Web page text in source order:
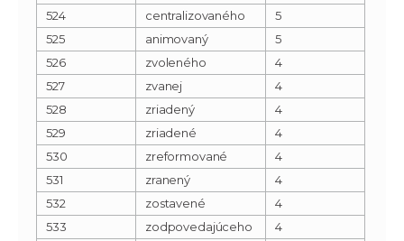
524
centralizovaného
5
525
animovaný
5
526
zvoleného
4
527
zvanej
4
528
zriadený
4
529
zriadené
4
530
zreformované
4
531
zranený
4
532
zostavené
4
533
zodpovedajúceho
4